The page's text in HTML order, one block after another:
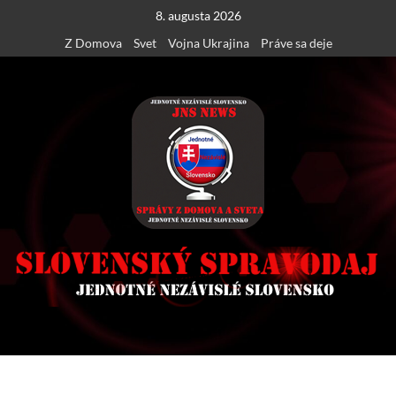
content
8. augusta 2026
Z Domova
Svet Vojna Ukrajina Práve sa deje